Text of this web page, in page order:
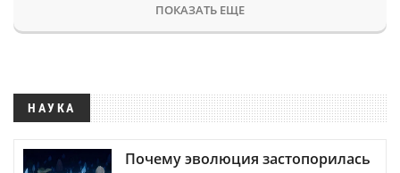
ПОКАЗАТЬ ЕЩЕ
НАУКА
Почему эволюция застопорилась